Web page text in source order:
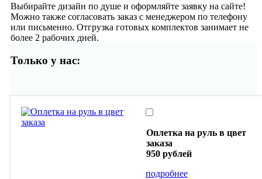
Выбирайте дизайн по душе и оформляйте заявку на сайте!
Можно также согласовать заказ с менеджером по телефону
или письменно. Отгрузка готовых комплектов занимает не
более 2 рабочих дней.
Только у нас:
Оплетка на руль в цвет
заказа
950 рублей
подробнее